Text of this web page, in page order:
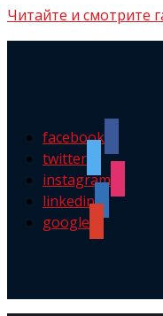
Читайте и смотрите
facebook
twitter
instagram
linkedin
google